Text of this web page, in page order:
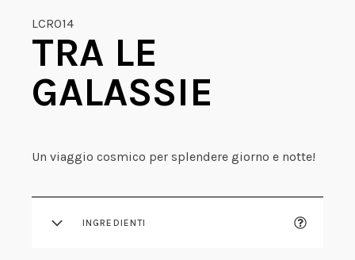
LCR014
TRA LE
GALASSIE
Un viaggio cosmico per splendere giorno e notte!
INGREDIENTI